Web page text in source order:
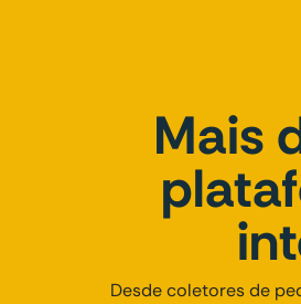
Mais
Desde coletores de